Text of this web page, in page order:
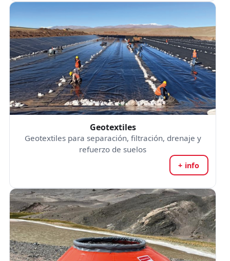
Geotextiles
Geotextiles para separación, filtración, drenaje y
refuerzo de suelos
+ info